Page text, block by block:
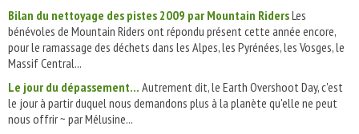
Bilan du nettoyage des pistes 2009 par Mountain RidersLes
bénévoles de Mountain Riders ont répondu présent cette année encore,
pour le ramassage des déchets dans les Alpes, les Pyrénées, les Vosges, le
Massif Central...
Le jour du dépassement... Autrement dit, le Earth Overshoot Day, c'est
le jour à partir duquel nous demandons plus à la planète qu'elle ne peut
nous offrir ~ par Mélusine...